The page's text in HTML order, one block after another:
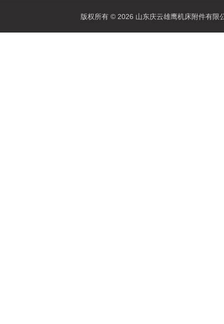
版权所有 © 2026 山东庆云雄鹰机床附件有